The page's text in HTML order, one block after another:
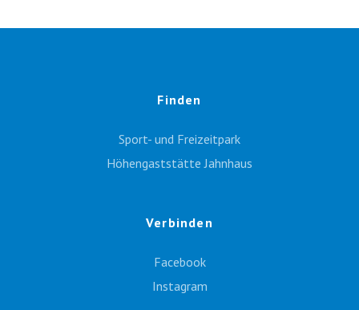
Finden
Sport- und Freizeitpark
Höhengaststätte Jahnhaus
Verbinden
Facebook
Instagram